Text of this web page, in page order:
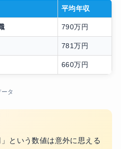
平均年収
790万円
781万円
660万円
タ
」という数値は意外に思える